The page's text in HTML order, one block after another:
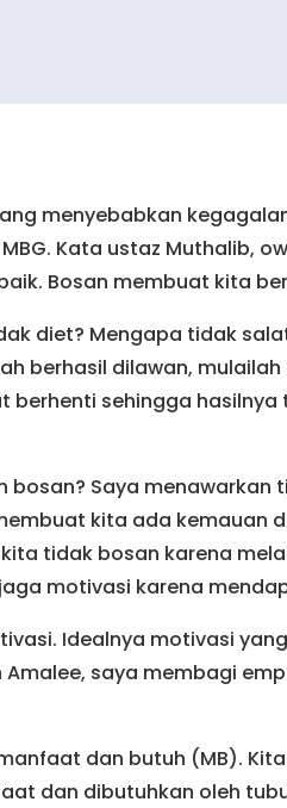
menyebabkan
Kata ustaz Muthalib,
Bosan membuat kita
diet? Mengapa tidak
berhasil dilawan,
berhenti sehingga
Saya menawarkan
kita ada kemauan
tidak bosan karena
motivasi karena
Idealnya motivasi
saya membagi
dan butuh (MB).
dan dibutuhkan oleh